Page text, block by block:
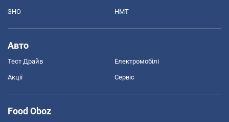
ЗНО НМТ
Авто
Тест Драйв Електромобілі
Акції Сервіс
Food Oboz